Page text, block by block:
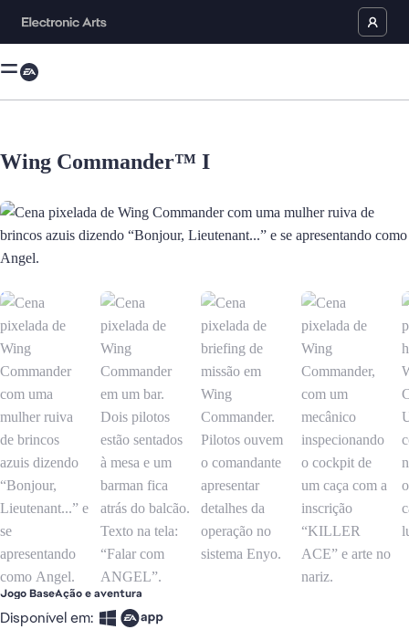
Wing Commander™ I
Cena pixelada de Wing Commander com uma mulher ruiva de
Jogo BaseAção e aventura
Disponível em: